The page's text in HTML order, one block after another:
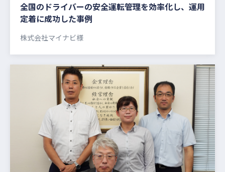
全国のドライバーの安全運転管理を効率化し、運用
定着に成功した事例
株式会社マイナビ様